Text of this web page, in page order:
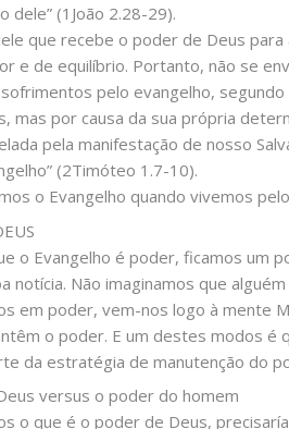
dele” (1João 2.28-29).
que recebe o poder de Deus
e de equilíbrio. Portanto, não se
pelo evangelho,
mas por causa da sua própria
pela manifestação de nosso
(2Timóteo 1.7-10).
o Evangelho quando vivemos
o Evangelho é poder, ficamos um
notícia. Não imaginamos que
em poder, vem-nos logo à mente
o poder. E um destes modos
da estratégia de manutenção do
versus o poder do homem
o que é o poder de Deus,